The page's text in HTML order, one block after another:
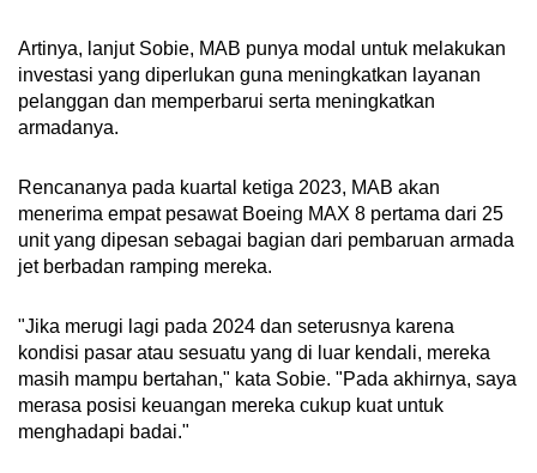
Artinya, lanjut Sobie, MAB punya modal untuk melakukan
investasi yang diperlukan guna meningkatkan layanan
pelanggan dan memperbarui serta meningkatkan
armadanya.
Rencananya pada kuartal ketiga 2023, MAB akan
menerima empat pesawat Boeing MAX 8 pertama dari 25
unit yang dipesan sebagai bagian dari pembaruan armada
jet berbadan ramping mereka.
"Jika merugi lagi pada 2024 dan seterusnya karena
kondisi pasar atau sesuatu yang di luar kendali, mereka
masih mampu bertahan," kata Sobie. "Pada akhirnya, saya
merasa posisi keuangan mereka cukup kuat untuk
menghadapi badai."